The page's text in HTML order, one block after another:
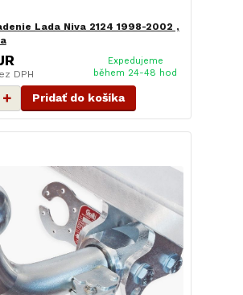
Lada Niva 2124 1998-2002 ,
DPH
Expedujeme
během 24-48 hod
Pridať do košíka